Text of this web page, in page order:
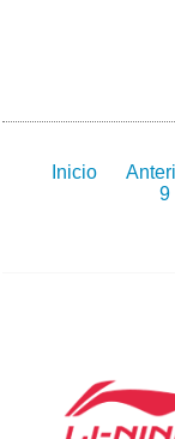
Inicio
9